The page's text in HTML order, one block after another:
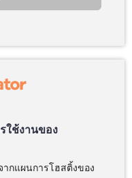
ใช้งานของ
ากแผนการโฮสติ้งของ